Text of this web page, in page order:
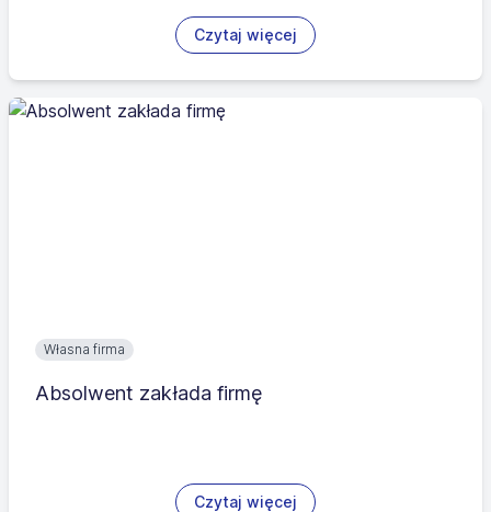
Czytaj więcej
Własna firma
Absolwent zakłada firmę
Czytaj więcej